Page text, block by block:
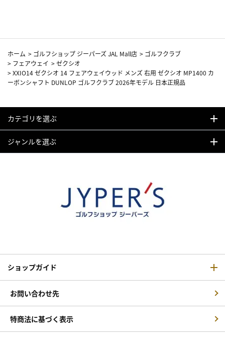
ホーム > ゴルフショップ ジーパーズ JAL Mall店 > ゴルフクラブ
> フェアウェイ >ゼクシオ
>XXIO14 ゼクシオ 14 フェアウェイウッド メンズ 右用 ゼクシオ MP1400 カ
ーボンシャフト DUNLOP ゴルフクラブ 2026年モデル 日本正規品
カテゴリを選ぶ
ジャンルを選ぶ
ショップガイド
お問い合わせ先
特商法に基づく表示